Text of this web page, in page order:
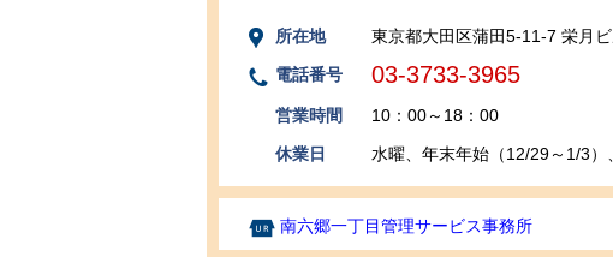
所在地
東京都大田区蒲田5-11-7 栄月
電話番号
03-3733-3965
営業時間
10：00～18：00
休業日
水曜、年末年始（12/29～1/3）
南六郷一丁目管理サービス事務所